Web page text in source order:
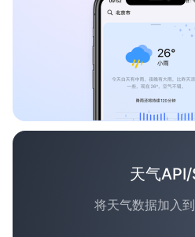
天气API/
将天气数据加入